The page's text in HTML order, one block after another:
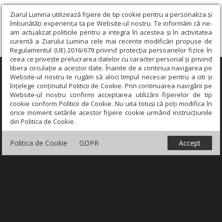
Ziarul Lumina utilizează fişiere de tip cookie pentru a personaliza și
îmbunătăți experiența ta pe Website-ul nostru. Te informăm că ne-
am actualizat politicile pentru a integra în acestea și în activitatea
curentă a Ziarului Lumina cele mai recente modificări propuse de
Regulamentul (UE) 2016/679 privind protecția persoanelor fizice în
ceea ce privește prelucrarea datelor cu caracter personal și privind
libera circulație a acestor date. Înainte de a continua navigarea pe
Website-ul nostru te rugăm să aloci timpul necesar pentru a citi și
înțelege conținutul Politicii de Cookie. Prin continuarea navigării pe
Website-ul nostru confirmi acceptarea utilizării fişierelor de tip
cookie conform Politicii de Cookie. Nu uita totuși că poți modifica în
orice moment setările acestor fişiere cookie urmând instrucțiunile
din Politica de Cookie.
Politica de Cookie GDPR Accept
×